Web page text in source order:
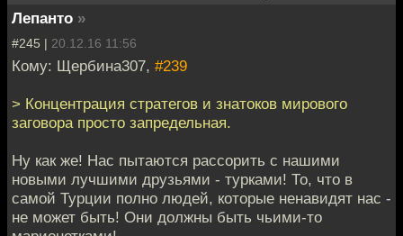
Лепанто »
#245 | 20.12.16 11:56
Кому: Щербина307, #239
> Концентрация стратегов и знатоков мирового
заговора просто запредельная.
Ну как же! Нас пытаются рассорить с нашими
новыми лучшими друзьями - турками! То, что в
самой Турции полно людей, которые ненавидят нас -
не может быть! Они должны быть чьими-то